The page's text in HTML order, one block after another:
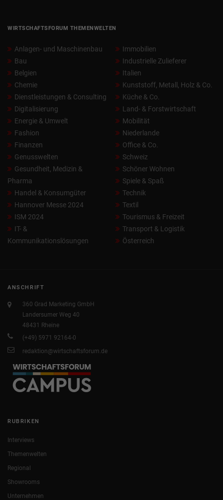
WIRTSCHAFTSFORUM THEMENWELTEN
Anlagen- und Maschinenbau
Bau
Belgien
Chemie
Dienstleistungen & Consulting
Digitalisierung
Energie & Umwelt
Fashion
Finanzen
Genusswelten
Gesundheit, Medizin &
Pharma
Handel & Konsumgüter
Hannover Messe 2024
ISM 2024
IT- &
Kommunikationslösungen
Immobilien
Industrielle Zulieferer
Italien
Kunststoff, Metall, Holz & Co.
Küche & Co.
Land- & Forstwirtschaft
Mobilität
Niederlande
Office & Co.
Schweiz
Schöner Wohnen
Spiele & Spaß
Technik
Textil
Tourismus & Freizeit
Transport & Logistik
Österreich
ANSCHRIFT
360 Grad Marketing GmbH
Landersumer Weg 40
48431 Rheine
(+49) 5971 92164-0
redaktion@wirtschaftsforum.de
RUBRIKEN
Interviews
Themenwelten
Regional
Showrooms
Unternehmen